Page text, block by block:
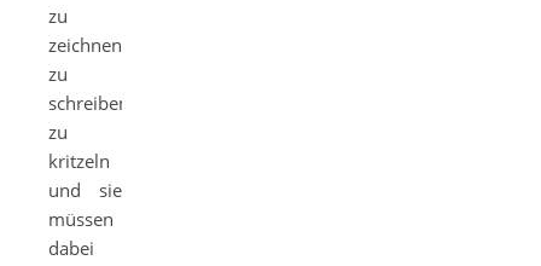
zu
zeichnen,
zu
schreiben,
zu
kritzeln
und sie
müssen
dabei